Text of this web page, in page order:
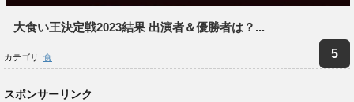
大食い王決定戦2023結果 出演者＆優勝者は？...
カテゴリ: 食
スポンサーリンク